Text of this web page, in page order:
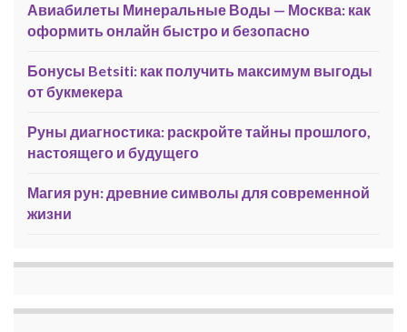
Авиабилеты Минеральные Воды — Москва: как
оформить онлайн быстро и безопасно
Бонусы Betsiti: как получить максимум выгоды
от букмекера
Руны диагностика: раскройте тайны прошлого,
настоящего и будущего
Магия рун: древние символы для современной
жизни